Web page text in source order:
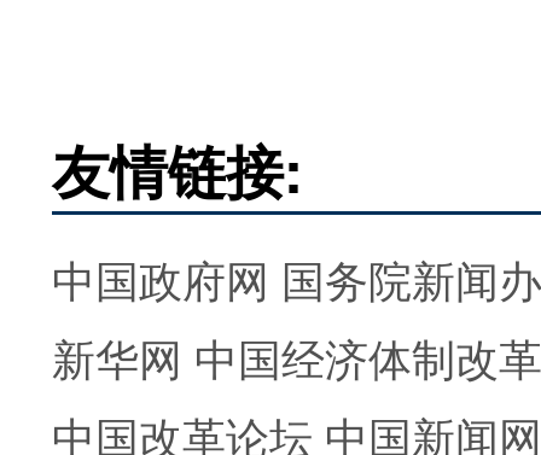
友情链接:
中国政府网 国务院新闻
新华网 中国经济体制改
中国改革论坛 中国新闻网